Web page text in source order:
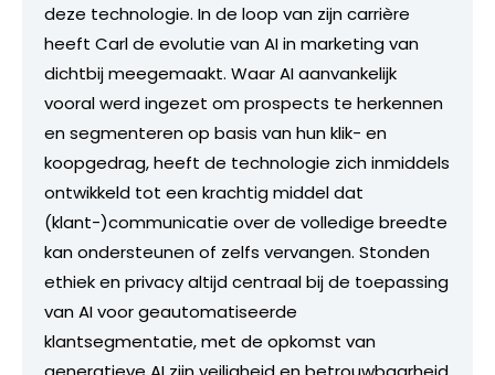
deze technologie. In de loop van zijn carrière
heeft Carl de evolutie van AI in marketing van
dichtbij meegemaakt. Waar AI aanvankelijk
vooral werd ingezet om prospects te herkennen
en segmenteren op basis van hun klik- en
koopgedrag, heeft de technologie zich inmiddels
ontwikkeld tot een krachtig middel dat
(klant-)communicatie over de volledige breedte
kan ondersteunen of zelfs vervangen. Stonden
ethiek en privacy altijd centraal bij de toepassing
van AI voor geautomatiseerde
klantsegmentatie, met de opkomst van